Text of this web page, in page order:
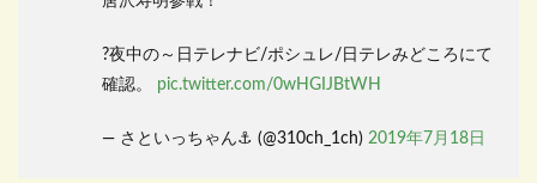
?夜中の～日テレナビ/ポシュレ/日テレみどころにて
確認。 pic.twitter.com/0wHGIJBtWH
— さといっちゃん⚓ (@310ch_1ch) 2019年7月18日